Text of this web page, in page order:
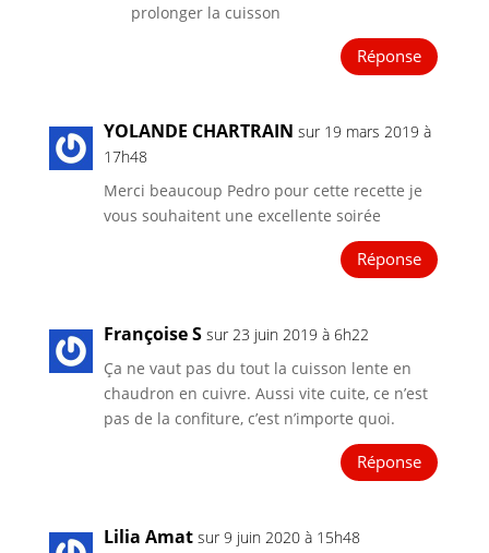
prolonger la cuisson
Réponse
YOLANDE CHARTRAIN sur 19 mars 2019 à
17h48
Merci beaucoup Pedro pour cette recette je
vous souhaitent une excellente soirée
Réponse
Françoise S sur 23 juin 2019 à 6h22
Ça ne vaut pas du tout la cuisson lente en
chaudron en cuivre. Aussi vite cuite, ce n’est
pas de la confiture, c’est n’importe quoi.
Réponse
Lilia Amat sur 9 juin 2020 à 15h48